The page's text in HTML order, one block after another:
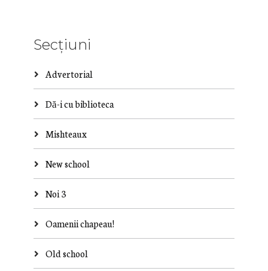
Secțiuni
Advertorial
Dă-i cu biblioteca
Mishteaux
New school
Noi 3
Oamenii chapeau!
Old school